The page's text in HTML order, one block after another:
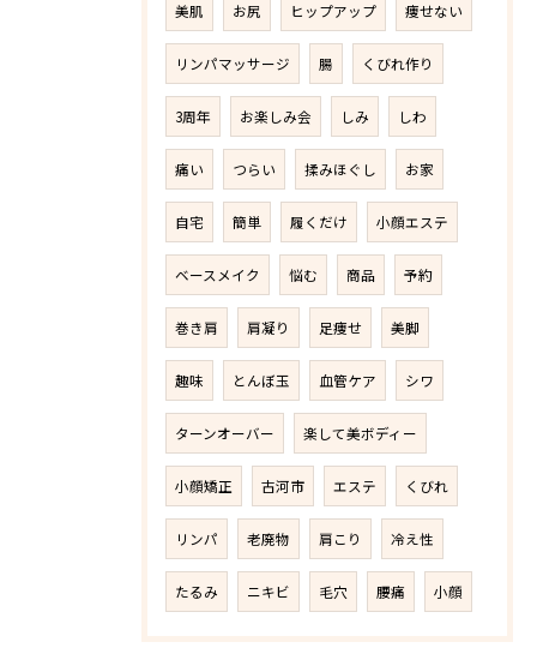
美肌 お尻 ヒップアップ 痩せない
リンパマッサージ 腸 くびれ作り
3周年 お楽しみ会 しみ しわ
痛い つらい 揉みほぐし お家
自宅 簡単 履くだけ 小顔エステ
ベースメイク 悩む 商品 予約
巻き肩 肩凝り 足痩せ 美脚
趣味 とんぼ玉 血管ケア シワ
ターンオーバー 楽して美ボディー
小顔矯正 古河市 エステ くびれ
リンパ 老廃物 肩こり 冷え性
たるみ ニキビ 毛穴 腰痛 小顔